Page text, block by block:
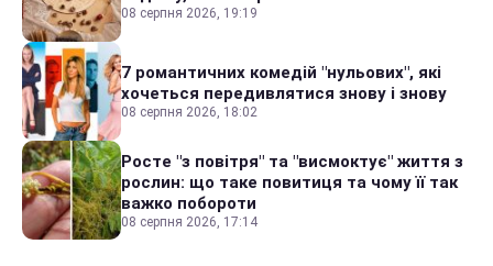
08 серпня 2026, 19:19
7 романтичних комедій "нульових", які
хочеться передивлятися знову і знову
08 серпня 2026, 18:02
Росте "з повітря" та "висмоктує" життя з
рослин: що таке повитиця та чому її так
важко побороти
08 серпня 2026, 17:14